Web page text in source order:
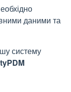
даними та
систему